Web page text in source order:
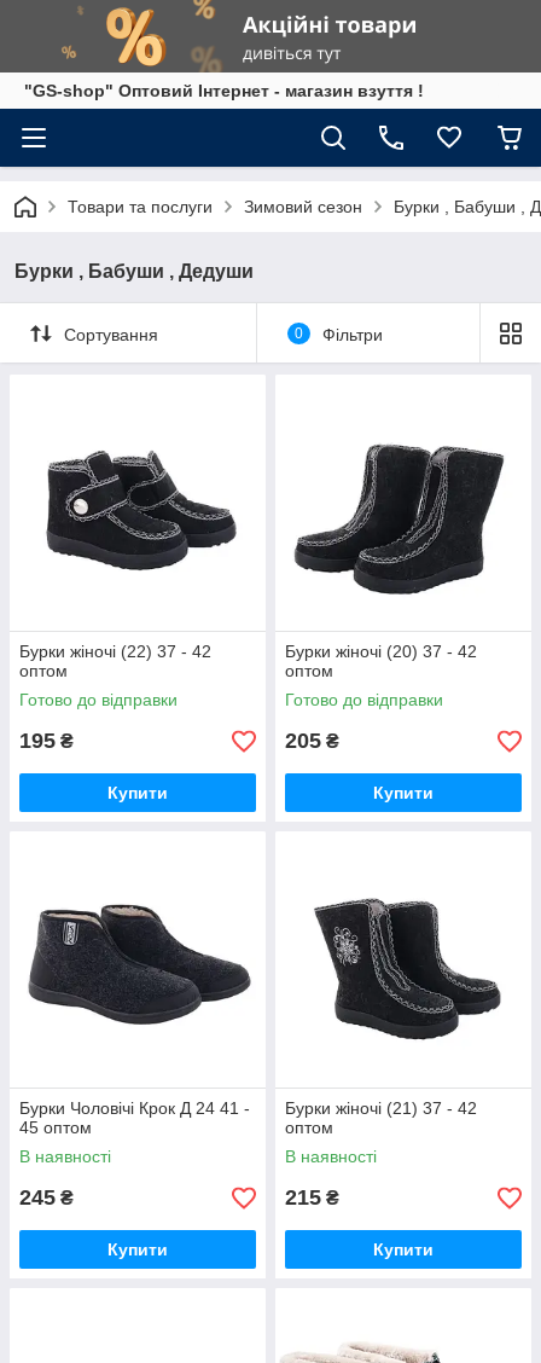
"GS-shop" Оптовий Інтернет - магазин взуття !
Товари та послуги Зимовий сезон Бурки , Бабуши ,
Бурки , Бабуши , Дедуши
Сортування 0 Фільтри
Бурки жіночі (22) 37 - 42
оптом
Готово до відправки
195 ₴
Купити
Бурки жіночі (20) 37 - 42
оптом
Готово до відправки
205 ₴
Купити
Бурки Чоловічі Крок Д 24 41 -
45 оптом
В наявності
245 ₴
Купити
Бурки жіночі (21) 37 - 42
оптом
В наявності
215 ₴
Купити